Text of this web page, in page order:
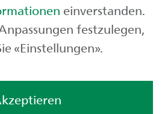
einverstanden.
festzulegen,
«Einstellungen».